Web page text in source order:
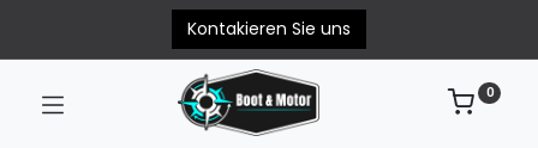
Kontakieren Sie uns
0